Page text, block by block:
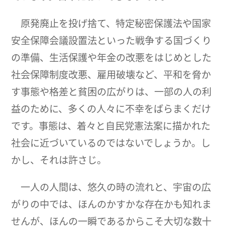
原発廃止を投げ捨て、特定秘密保護法や国家
安全保障会議設置法といった戦争する国づくり
の準備、生活保護や年金の改悪をはじめとした
社会保障制度改悪、雇用破壊など、平和を脅か
す事態や格差と貧困の広がりは、一部の人の利
益のために、多くの人々に不幸をばらまくだけ
です。事態は、着々と自民党憲法案に描かれた
社会に近づいているのではないでしょうか。し
かし、それは許さじ。
一人の人間は、悠久の時の流れと、宇宙の広
がりの中では、ほんのかすかな存在かも知れま
せんが、ほんの一瞬であるからこそ大切な数十